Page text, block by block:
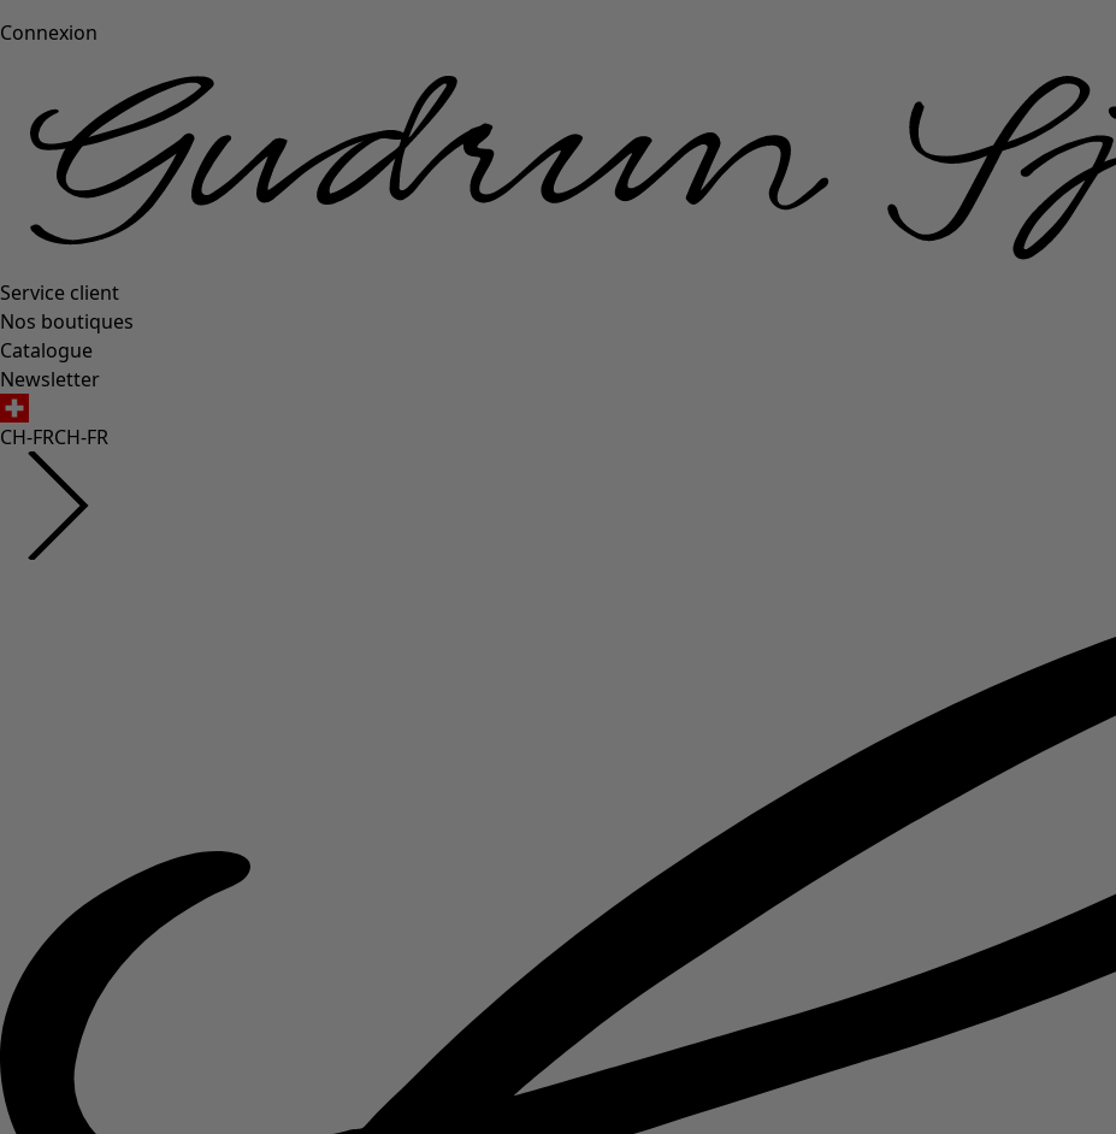
Connexion
Service client
Nos boutiques
Catalogue
Newsletter
CH-FRCH-FR